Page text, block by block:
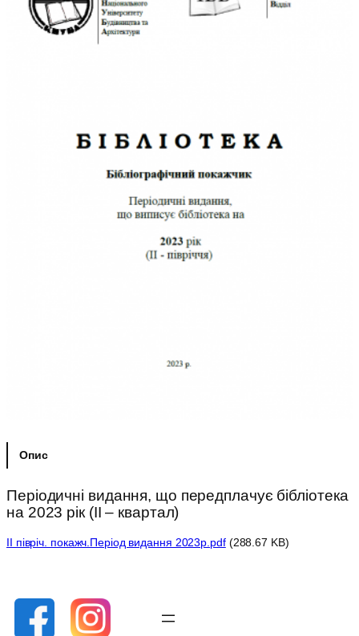
Опис
Періодичні видання, що передплачує бібліотека
на 2023 рік (IІ – квартал)
ІІ півріч. покажч.Період видання 2023р.pdf(288.67 KB)